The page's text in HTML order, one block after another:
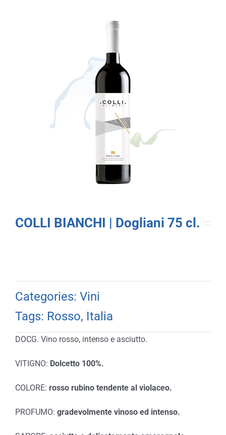
COLLI BIANCHI | Dogliani 75 cl.
Categories: Vini
Tags: Rosso, Italia
DOCG. Vino rosso, intenso e asciutto.
VITIGNO: Dolcetto 100%.
COLORE: rosso rubino tendente al violaceo.
PROFUMO: gradevolmente vinoso ed intenso.